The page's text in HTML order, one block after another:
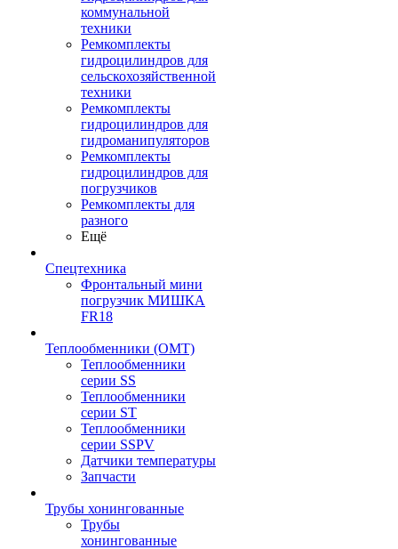
коммунальной
техники
Ремкомплекты
гидроцилиндров для
сельскохозяйственной
техники
Ремкомплекты
гидроцилиндров для
гидроманипуляторов
Ремкомплекты
гидроцилиндров для
погрузчиков
Ремкомплекты для
разного
Ещё
Спецтехника
Фронтальный мини
погрузчик МИШКА
FR18
Теплообменники (OMT)
Теплообменники
серии SS
Теплообменники
серии ST
Теплообменники
серии SSPV
Датчики температуры
Запчасти
Трубы хонингованные
Трубы
хонингованные